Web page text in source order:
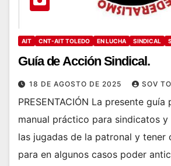
AIT CNT-AIT TOLEDO EN LUCHA SINDICAL
Guía de Acción Sindical.
18 DE AGOSTO DE 2025 SOV
PRESENTACIÓN La presente
manual práctico para sindicatos
las jugadas de la patronal y tener
para en algunos casos poder